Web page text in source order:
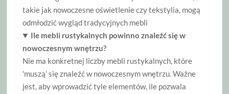
takie jak nowoczesne oświetlenie czy tekstylia, mogą
odmłodzić wygląd tradycyjnych mebli
Ile mebli rustykalnych powinno znaleźć się w
nowoczesnym wnętrzu?
Nie ma konkretnej liczby mebli rustykalnych, które
'muszą’ się znaleźć w nowoczesnym wnętrzu. Ważne
jest, aby wprowadzić tyle elementów, ile pozwala